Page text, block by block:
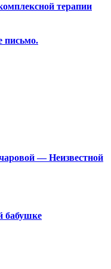
терапии
письмо.
— Неизвестной
бабушке